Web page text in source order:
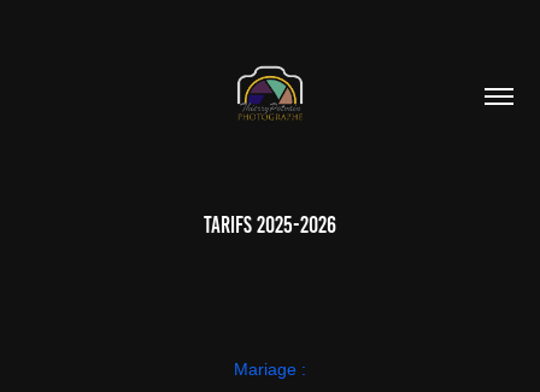
Tarifs 2025-2026
Mariage :